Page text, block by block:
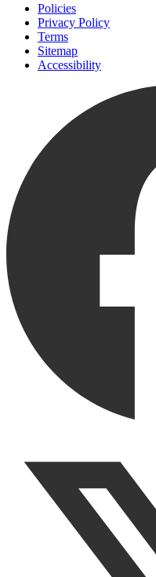
Policies
Privacy Policy
Terms
Sitemap
Accessibility